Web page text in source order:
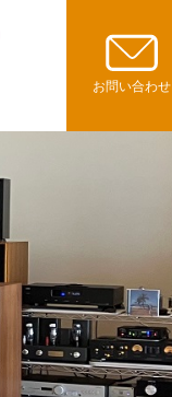
お問い合わせ